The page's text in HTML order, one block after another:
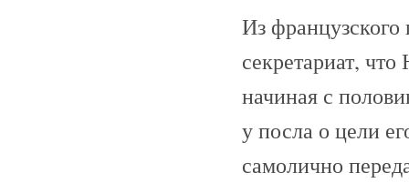
Из
секретариат,
начиная с
у посла о цели
самолично